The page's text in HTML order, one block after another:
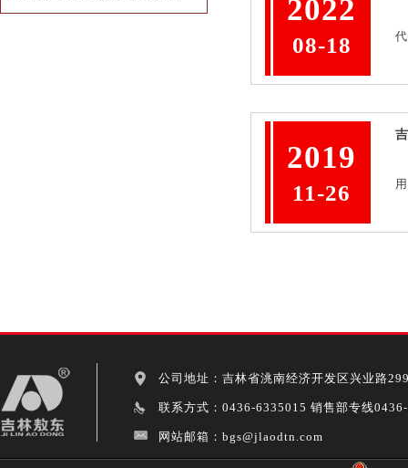
2022
08-18
2019
11-26
公司地址：吉林省洮南经济开发区兴业路
联系方式：0436-6335015 销售部专线
网站邮箱：bgs@jlaodtn.com